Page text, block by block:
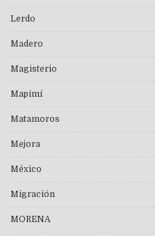
Lerdo
Madero
Magisterio
Mapimí
Matamoros
Mejora
México
Migración
MORENA